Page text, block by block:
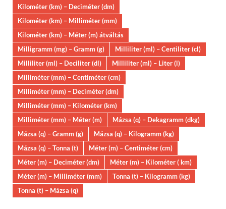
Kilométer (km) – Deciméter (dm)
Kilométer (km) – Milliméter (mm)
Kilométer (km) – Méter (m) átváltás
Milligramm (mg) – Gramm (g)
Milliliter (ml) – Centiliter (cl)
Milliliter (ml) – Deciliter (dl)
Milliliter (ml) – Liter (l)
Milliméter (mm) – Centiméter (cm)
Milliméter (mm) – Deciméter (dm)
Milliméter (mm) – Kilométer (km)
Milliméter (mm) – Méter (m)
Mázsa (q) – Dekagramm (dkg)
Mázsa (q) – Gramm (g)
Mázsa (q) – Kilogramm (kg)
Mázsa (q) – Tonna (t)
Méter (m) – Centiméter (cm)
Méter (m) – Deciméter (dm)
Méter (m) – Kilométer ( km)
Méter (m) – Milliméter (mm)
Tonna (t) – Kilogramm (kg)
Tonna (t) – Mázsa (q)